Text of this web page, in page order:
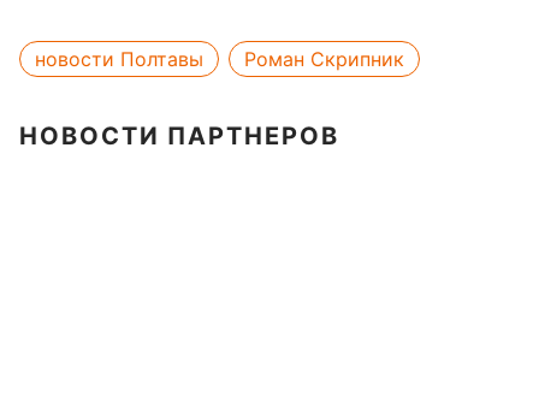
новости Полтавы Роман Скрипник
НОВОСТИ ПАРТНЕРОВ